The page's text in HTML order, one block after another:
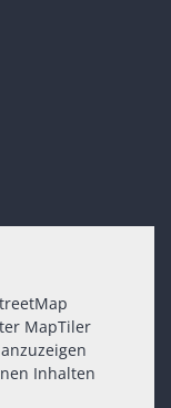
MapTiler
Inhalten